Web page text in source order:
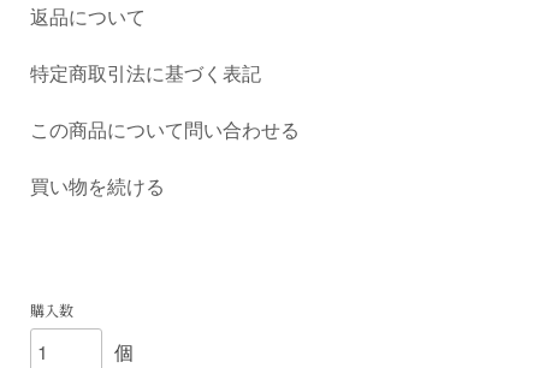
返品について
特定商取引法に基づく表記
この商品について問い合わせる
買い物を続ける
購入数
個